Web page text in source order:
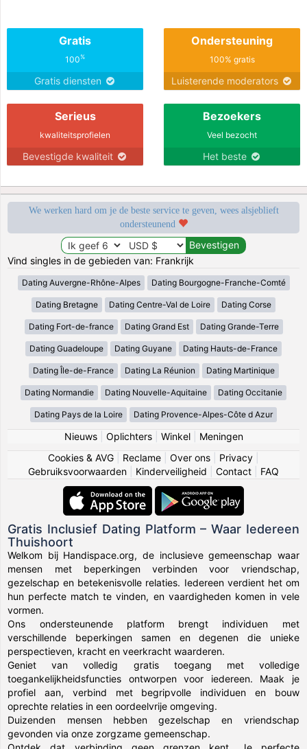
Gratis
100%
Gratis diensten
Ondersteuning
100% gratis
Luisterende moderators
Serieus
kwaliteitsprofielen
Bevestigde kwaliteit
Bezoekers
Veel bezocht
Het beste
We werken hard om je de beste service te geven, wees alsjeblieft
ondersteunend
Vind singles in de gebieden van: Frankrijk
Dating Auvergne-Rhône-Alpes Dating Bourgogne-Franche-Comté
Dating Bretagne Dating Centre-Val de Loire Dating Corse
Dating Fort-de-france Dating Grand Est Dating Grande-Terre
Dating Guadeloupe Dating Guyane Dating Hauts-de-France
Dating Île-de-France Dating La Réunion Dating Martinique
Dating Normandie Dating Nouvelle-Aquitaine Dating Occitanie
Dating Pays de la Loire Dating Provence-Alpes-Côte d Azur
Nieuws| Oplichters| Winkel| Meningen
Cookies & AVG
Reclame Over ons Privacy
Gebruiksvoorwaarden
Kinderveiligheid Contact FAQ
Gratis Inclusief Dating Platform – Waar Iedereen
Thuishoort
Welkom bij Handispace.org, de inclusieve gemeenschap waar
mensen met beperkingen verbinden voor vriendschap,
gezelschap en betekenisvolle relaties. Iedereen verdient het om
hun perfecte match te vinden, en vaardigheden komen in vele
vormen.
Ons ondersteunende platform brengt individuen met
verschillende beperkingen samen en degenen die unieke
perspectieven, kracht en veerkracht waarderen.
Geniet van volledig gratis toegang met volledige
toegankelijkheidsfuncties ontworpen voor iedereen. Maak je
profiel aan, verbind met begripvolle individuen en bouw
oprechte relaties in een oordeelvrije omgeving.
Duizenden mensen hebben gezelschap en vriendschap
gevonden via onze zorgzame gemeenschap.